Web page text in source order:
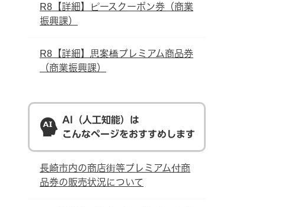
R8【詳細】ピースクーポン券（商業
振興課）
R8【詳細】思案橋プレミアム商品券
（商業振興課）
AI（人工知能）は
こんなページをおすすめします
長崎市内の商店街等プレミアム付商
品券の販売状況について